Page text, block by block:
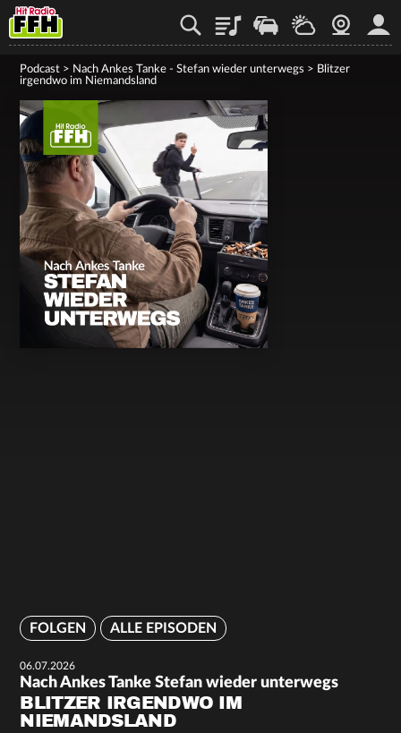
PlaylistStaupilotWetterWebcam
Podcast > Nach Ankes Tanke - Stefan wieder unterwegs > Blitzer
irgendwo im Niemandsland
FOLGEN ALLE EPISODEN
06.07.2026
Nach Ankes Tanke Stefan wieder unterwegs
BLITZER IRGENDWO IM
NIEMANDSLAND